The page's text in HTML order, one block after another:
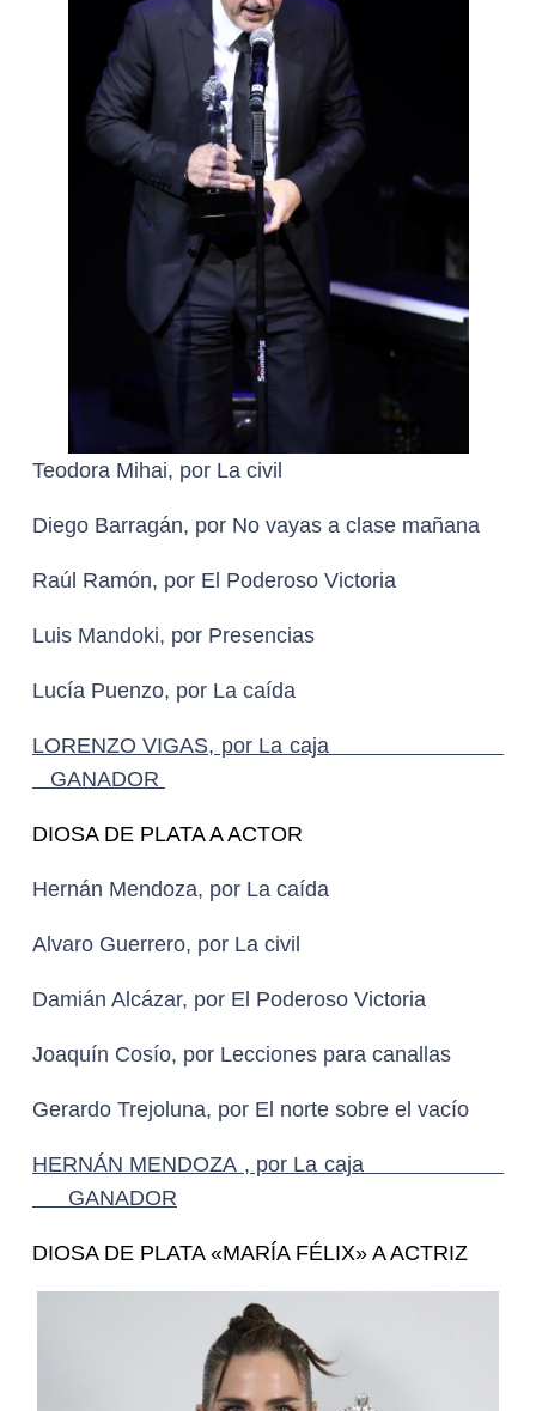
Teodora Mihai, por La civil
Diego Barragán, por No vayas a clase mañana
Raúl Ramón, por El Poderoso Victoria
Luis Mandoki, por Presencias
Lucía Puenzo, por La caída
LORENZO VIGAS, por La caja
GANADOR
DIOSA DE PLATA A ACTOR
Hernán Mendoza, por La caída
Alvaro Guerrero, por La civil
Damián Alcázar, por El Poderoso Victoria
Joaquín Cosío, por Lecciones para canallas
Gerardo Trejoluna, por El norte sobre el vacío
HERNÁN MENDOZA , por La caja
GANADOR
DIOSA DE PLATA «MARÍA FÉLIX» A ACTRIZ